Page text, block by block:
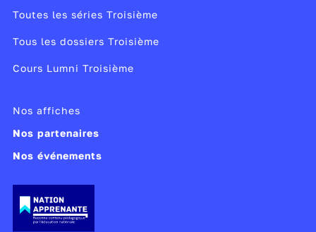
Toutes les séries Troisième
Tous les dossiers Troisième
Cours Lumni Troisième
Nos affiches
Nos partenaires
Nos événements